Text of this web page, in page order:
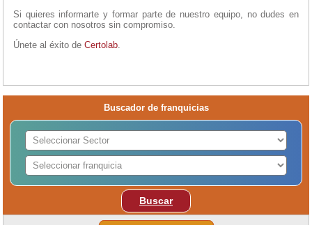
Si quieres informarte y formar parte de nuestro equipo, no dudes en
contactar con nosotros sin compromiso.
Únete al éxito de Certolab
Buscador de franquicias
Buscar